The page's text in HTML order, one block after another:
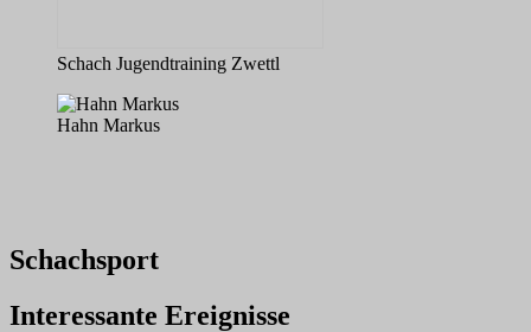
Schach Jugendtraining Zwettl
Hahn Markus
Schachsport
Interessante Ereignisse